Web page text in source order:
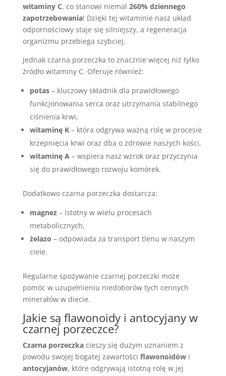
witaminy C, co stanowi niemal 260% dziennego
zapotrzebowania! Dzięki tej witaminie nasz układ
odpornościowy staje się silniejszy, a regeneracja
organizmu przebiega szybciej.
Jednak czarna porzeczka to znacznie więcej niż tylko
źródło witaminy C. Oferuje również:
potas– kluczowy składnik dla prawidłowego
funkcjonowania serca oraz utrzymania stabilnego
ciśnienia krwi,
witaminę K– która odgrywa ważną rolę w procesie
krzepnięcia krwi oraz dba o zdrowie naszych kości,
witaminę A– wspiera nasz wzrok oraz przyczynia
się do prawidłowego rozwoju komórek.
Dodatkowo czarna porzeczka dostarcza:
magnez– istotny w wielu procesach
metabolicznych,
żelazo – odpowiada za transport tlenu w naszym
ciele.
Regularne spożywanie czarnej porzeczki może
pomóc w uzupełnieniu niedoborów tych cennych
minerałów w diecie.
Jakie są flawonoidy i antocyjany w
czarnej porzeczce?
Czarna porzeczkacieszy się dużym uznaniem z
powodu swojej bogatej zawartości flawonoidówi
antocyjanów, które odgrywają istotną rolę w jej